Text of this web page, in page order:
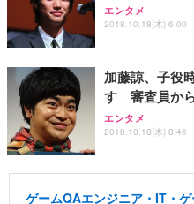
エンタメ
2018.10.18(木) 6:00
加藤諒、子役
す 審査員から
エンタメ
2018.10.18(木) 8:46
ゲームQAエンジニア・IT・